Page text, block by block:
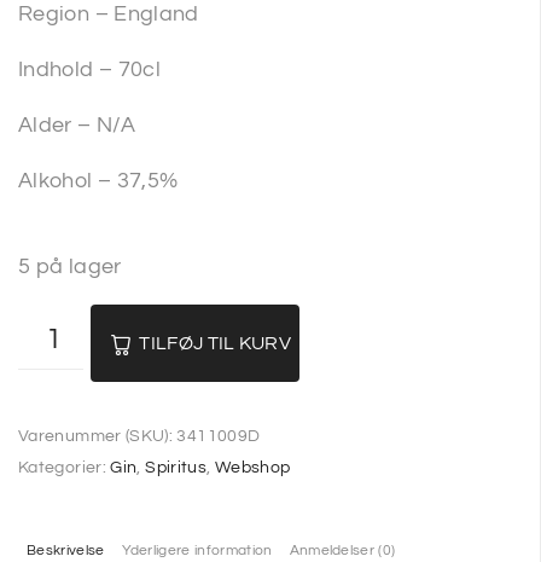
Region – England
Indhold – 70cl
Alder – N/A
Alkohol – 37,5%
5 på lager
TILFØJ TIL KURV
Varenummer (SKU): 3411009D
Kategorier:Gin,Spiritus, Webshop
Beskrivelse Yderligere information Anmeldelser (0)